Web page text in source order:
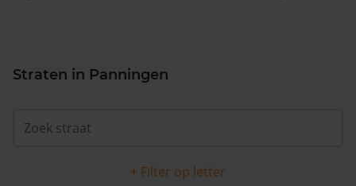
Straten in Panningen
+ Filter op letter